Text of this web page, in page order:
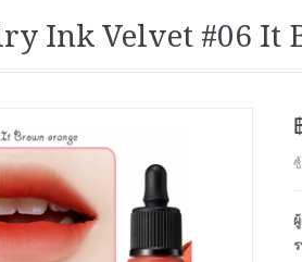
Ink Velvet #06 It